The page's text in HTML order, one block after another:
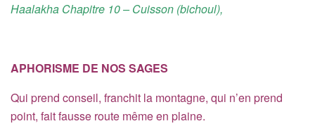
Haalakha Chapitre 10 – Cuisson (bichoul),
APHORISME DE NOS SAGES
Qui prend conseil, franchit la montagne, qui n’en prend
point, fait fausse route même en plaine.